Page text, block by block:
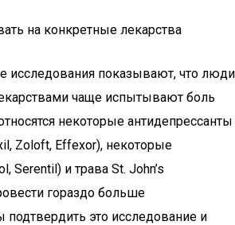
на конкретные лекарства
исследования показывают, что люди
чаще испытывают боль
некоторые антидепрессанты
Zoloft, Effexor), некоторые
Serentil) и трава St. John’s
гораздо больше
подтвердить это исследование и